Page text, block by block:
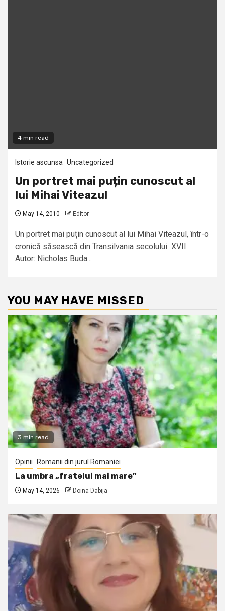
4 min read
Istorie ascunsa Uncategorized
Un portret mai puțin cunoscut al
lui Mihai Viteazul
May 14, 2010 Editor
Un portret mai puțin cunoscut al lui Mihai Viteazul, într-o
cronică săsească din Transilvania secolului XVII
Autor: Nicholas Buda...
YOU MAY HAVE MISSED
3 min read
Opinii Romanii din jurul Romaniei
La umbra „fratelui mai mare”
May 14, 2026 Doina Dabija